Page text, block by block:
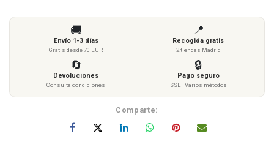
🚚
Envío 1-3 días
Gratis desde 70 EUR
📍
Recogida gratis
2 tiendas Madrid
🔄
Devoluciones
Consulta condiciones
🔒
Pago seguro
SSL · Varios métodos
Comparte: